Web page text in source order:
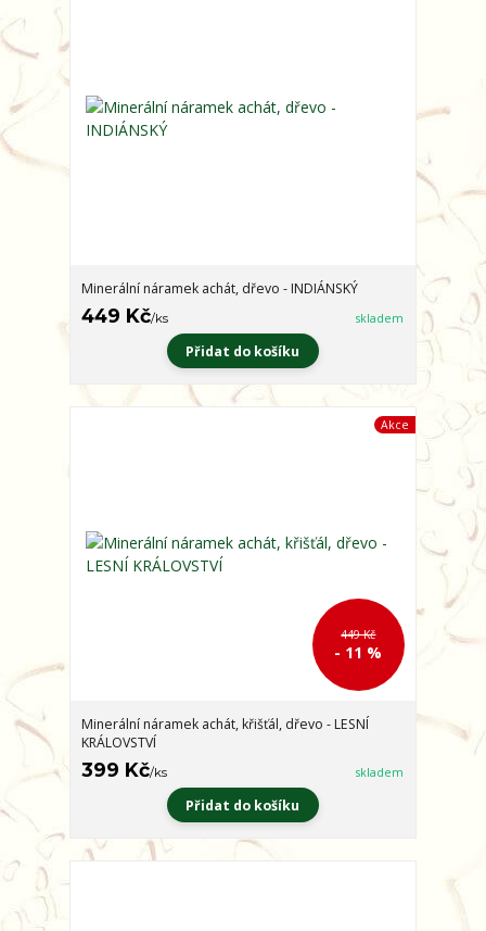
Minerální náramek achát, dřevo - INDIÁNSKÝ
449 Kč/ks skladem
Přidat do košíku
Akce
449 Kč
- 11 %
Minerální náramek achát, křišťál, dřevo - LESNÍ
KRÁLOVSTVÍ
399 Kč/ks skladem
Přidat do košíku